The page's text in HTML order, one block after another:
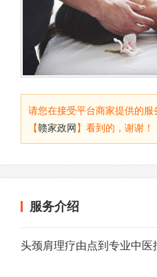
请您在接受平台商家提供的
【赣家政网】看到的，谢谢！
服务介绍
头颈肩理疗由点到专业中